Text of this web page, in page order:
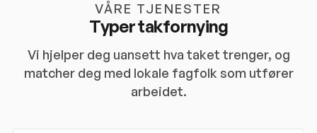
VÅRE TJENESTER
Typer takfornying
Vi hjelper deg uansett hva taket trenger, og
matcher deg med lokale fagfolk som utfører
arbeidet.